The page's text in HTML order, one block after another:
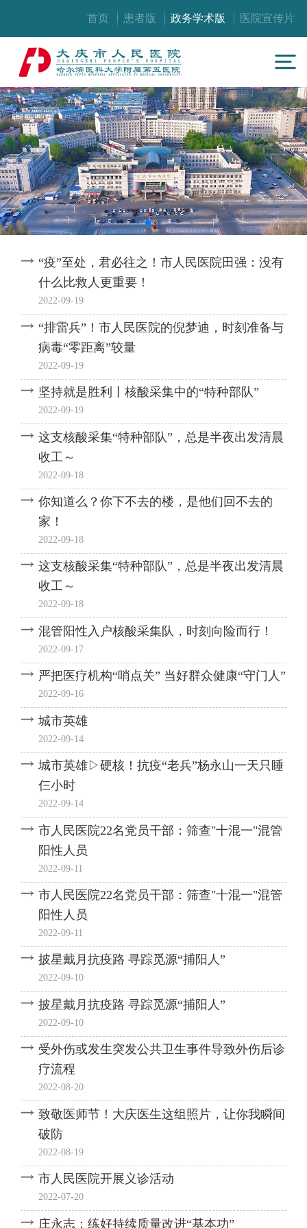
首页 患者版 政务学术版 医院宣传片
“疫”至处，君必往之！市人民医院田强：没有
什么比救人更重要！
2022-09-19
“排雷兵”！市人民医院的倪梦迪，时刻准备与
病毒“零距离”较量
2022-09-19
坚持就是胜利丨核酸采集中的“特种部队”
2022-09-19
这支核酸采集“特种部队”，总是半夜出发清晨
收工～
2022-09-18
你知道么？你下不去的楼，是他们回不去的
家！
2022-09-18
这支核酸采集“特种部队”，总是半夜出发清晨
收工～
2022-09-18
混管阳性入户核酸采集队，时刻向险而行！
2022-09-17
严把医疗机构“哨点关” 当好群众健康“守门人”
2022-09-16
城市英雄
2022-09-14
城市英雄▷硬核！抗疫“老兵”杨永山一天只睡
仨小时
2022-09-14
市人民医院22名党员干部：筛查"十混一"混管
阳性人员
2022-09-11
市人民医院22名党员干部：筛查"十混一"混管
阳性人员
2022-09-11
披星戴月抗疫路 寻踪觅源“捕阳人”
2022-09-10
披星戴月抗疫路 寻踪觅源“捕阳人”
2022-09-10
受外伤或发生突发公共卫生事件导致外伤后诊
疗流程
2022-08-20
致敬医师节！大庆医生这组照片，让你我瞬间
破防
2022-08-19
市人民医院开展义诊活动
2022-07-20
庄永志：练好持续质量改进“基本功”